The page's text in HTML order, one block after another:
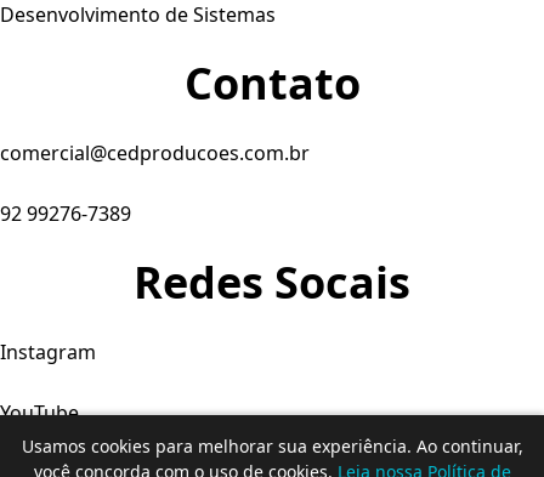
Usamos cookies para melhorar sua experiência. Ao continuar,
você concorda com o uso de cookies. Leia nossa Política de
Desenvolvimento de Sistemas
Contato
comercial@cedproducoes.com.br
92 99276-7389
Redes Socais
Instagram
YouTube